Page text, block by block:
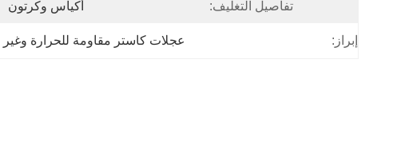
تفاصيل التغليف: أكياس وكرتون
إبراز: عجلات كاستر مقاومة للحرارة وغير